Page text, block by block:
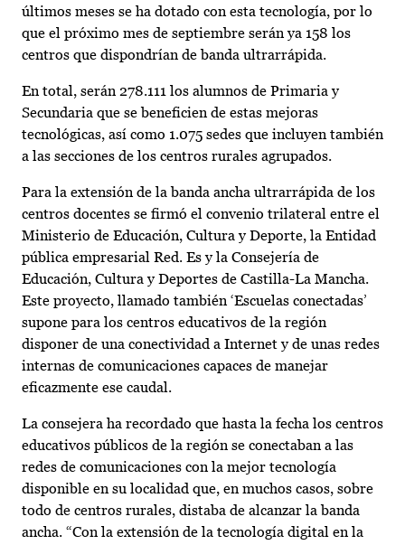
últimos meses se ha dotado con esta tecnología, por lo
que el próximo mes de septiembre serán ya 158 los
centros que dispondrían de banda ultrarrápida.
En total, serán 278.111 los alumnos de Primaria y
Secundaria que se beneficien de estas mejoras
tecnológicas, así como 1.075 sedes que incluyen también
a las secciones de los centros rurales agrupados.
Para la extensión de la banda ancha ultrarrápida de los
centros docentes se firmó el convenio trilateral entre el
Ministerio de Educación, Cultura y Deporte, la Entidad
pública empresarial Red. Es y la Consejería de
Educación, Cultura y Deportes de Castilla-La Mancha.
Este proyecto, llamado también ‘Escuelas conectadas’
supone para los centros educativos de la región
disponer de una conectividad a Internet y de unas redes
internas de comunicaciones capaces de manejar
eficazmente ese caudal.
La consejera ha recordado que hasta la fecha los centros
educativos públicos de la región se conectaban a las
redes de comunicaciones con la mejor tecnología
disponible en su localidad que, en muchos casos, sobre
todo de centros rurales, distaba de alcanzar la banda
ancha. “Con la extensión de la tecnología digital en la